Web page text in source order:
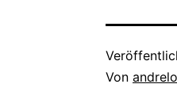
Von